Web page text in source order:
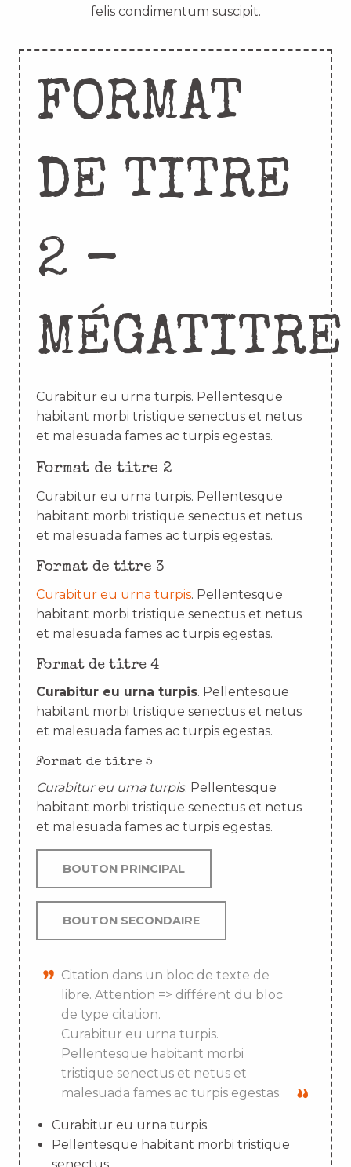
felis condimentum suscipit.
FORMAT
DE TITRE
2 –
MÉGATITRE
Curabitur eu urna turpis. Pellentesque
habitant morbi tristique senectus et netus
et malesuada fames ac turpis egestas.
Format de titre 2
Curabitur eu urna turpis. Pellentesque
habitant morbi tristique senectus et netus
et malesuada fames ac turpis egestas.
Format de titre 3
Curabitur eu urna turpis. Pellentesque
habitant morbi tristique senectus et netus
et malesuada fames ac turpis egestas.
Format de titre 4
Curabitur eu urna turpis. Pellentesque
habitant morbi tristique senectus et netus
et malesuada fames ac turpis egestas.
Format de titre 5
Curabitur eu urna turpis. Pellentesque
habitant morbi tristique senectus et netus
et malesuada fames ac turpis egestas.
BOUTON PRINCIPAL
BOUTON SECONDAIRE
Citation dans un bloc de texte de
libre. Attention => différent du bloc
de type citation.
Curabitur eu urna turpis.
Pellentesque habitant morbi
tristique senectus et netus et
malesuada fames ac turpis egestas.
Curabitur eu urna turpis.
Pellentesque habitant morbi tristique